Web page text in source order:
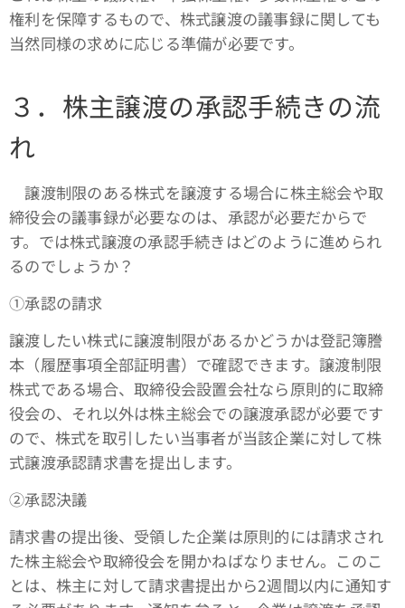
権利を保障するもので、株式譲渡の議事録に関しても
当然同様の求めに応じる準備が必要です。
３．株主譲渡の承認手続きの流
れ
譲渡制限のある株式を譲渡する場合に株主総会や取
締役会の議事録が必要なのは、承認が必要だからで
す。では株式譲渡の承認手続きはどのように進められ
るのでしょうか？
①承認の請求
譲渡したい株式に譲渡制限があるかどうかは登記簿謄
本（履歴事項全部証明書）で確認できます。譲渡制限
株式である場合、取締役会設置会社なら原則的に取締
役会の、それ以外は株主総会での譲渡承認が必要です
ので、株式を取引したい当事者が当該企業に対して株
式譲渡承認請求書を提出します。
➁承認決議
請求書の提出後、受領した企業は原則的には請求され
た株主総会や取締役会を開かねばなりません。このこ
とは、株主に対して請求書提出から2週間以内に通知す